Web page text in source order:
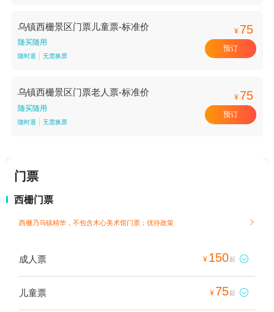
乌镇西栅景区门票儿童票-标准价
随买随用
随时退 无需换票
¥ 75
预订
乌镇西栅景区门票老人票-标准价
随买随用
随时退 无需换票
¥ 75
预订
门票
西栅门票
西栅乃乌镇精华，不包含木心美术馆门票； 优待政策 
成人票 ¥ 150起 
儿童票 ¥ 75起 